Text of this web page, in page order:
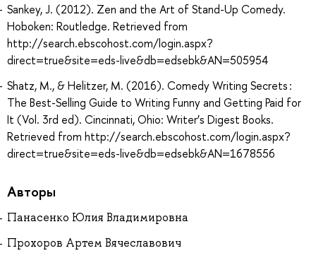
Sankey, J. (2012). Zen and the Art of Stand-Up Comedy.
Hoboken: Routledge. Retrieved from
http://search.ebscohost.com/login.aspx?
direct=true&site=eds-live&db=edsebk&AN=505954
Shatz, M., & Helitzer, M. (2016). Comedy Writing Secrets :
The Best-Selling Guide to Writing Funny and Getting Paid for
It (Vol. 3rd ed). Cincinnati, Ohio: Writer’s Digest Books.
Retrieved from http://search.ebscohost.com/login.aspx?
direct=true&site=eds-live&db=edsebk&AN=1678556
Авторы
Панасенко Юлия Владимировна
Прохоров Артем Вячеславович